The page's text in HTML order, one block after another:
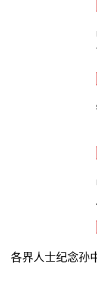
各界人士纪念孙